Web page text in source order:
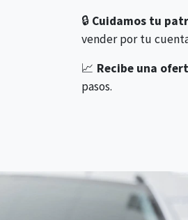
🔒 Cuidamos tu
vender por tu
📈 Recibe una
pasos.